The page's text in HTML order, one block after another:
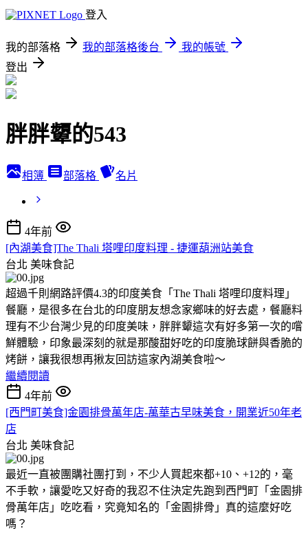
登入
我的部落格 我的部落格後台
我的帳號
登出
胖胖顰的543
相簿 部落格 名片
4年前
[內湖美食]The Thali 塔哩印度料理 - 捷運葫洲站美食
台北 美味食記
超過千則網路評價4.3的印度美食「The Thali 塔哩印度料理」
餐廳，是很多在台北的印度朋友想念家鄉味的好去處，餐廳料
理有不少台灣少見的印度美味，胖胖顰這次有好多第一次的嚐
鮮體驗，印象最深刻的就是那酸甜好吃的印度脆球餅與香脆的
烤餅，讓我很想再揪友回訪這家內湖美食啦～
繼續閱讀
4年前
[西門町美食]金園排骨萬年店-萬華古早味美食，開業近50年老
店
台北 美味食記
最近一直被團購社團打到，不少人買起來都+10、+12的，毫
不手軟，讓愛吃又好奇的我忍不住決定先跑到西門町「金園排
骨萬年店」吃吃看，究竟知名的「金園排骨」真的這麼好吃
嗎？